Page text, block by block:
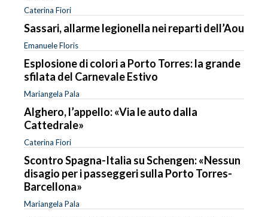
Caterina Fiori
Sassari, allarme legionella nei reparti dell’Aou
Emanuele Floris
Esplosione di colori a Porto Torres: la grande
sfilata del Carnevale Estivo
Mariangela Pala
Alghero, l’appello: «Via le auto dalla
Cattedrale»
Caterina Fiori
Scontro Spagna-Italia su Schengen: «Nessun
disagio per i passeggeri sulla Porto Torres-
Barcellona»
Mariangela Pala